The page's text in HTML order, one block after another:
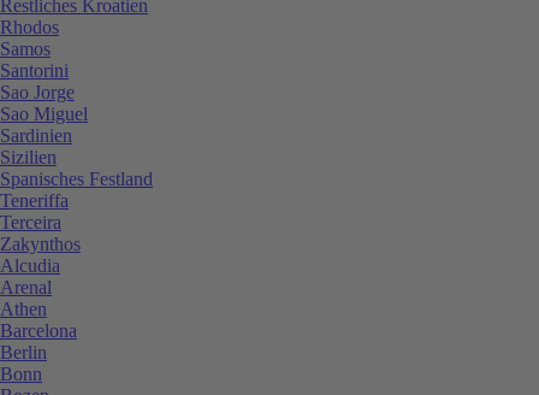
Restliches Kroatien
Rhodos
Samos
Santorini
Sao Jorge
Sao Miguel
Sardinien
Sizilien
Spanisches Festland
Teneriffa
Terceira
Zakynthos
Alcudia
Arenal
Athen
Barcelona
Berlin
Bonn